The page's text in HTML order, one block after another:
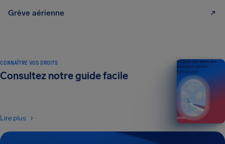
Grève aérienne
CONNAÎTRE VOS DROITS
Consultez notre guide facile
Lire plus
Un guide des droits des
passagers aériens
ÉDITION 2026